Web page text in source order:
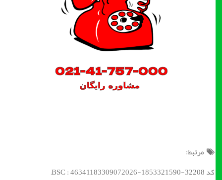
مرتبط:
کد BSC : 46341183309072026-1853321590-32208;